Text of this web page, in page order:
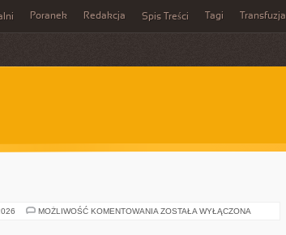
Poranek Redakcja Spis Treści Tagi Transfuzja
MOŻLIWOŚĆ KOMENTOWANIA MODA
ZOSTAŁA WYŁĄCZONA